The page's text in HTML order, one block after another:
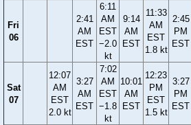
Fri
06
2:41
AM
EST
6:11
AM
EST
−2.0
kt
9:14
AM
EST
11:33
AM
EST
1.8 kt
2:45
PM
EST
Sat
07
12:07
AM
EST
2.0 kt
3:27
AM
EST
7:02
AM
EST
−1.8
kt
10:01
AM
EST
12:23
PM
EST
1.5 kt
3:27
PM
EST